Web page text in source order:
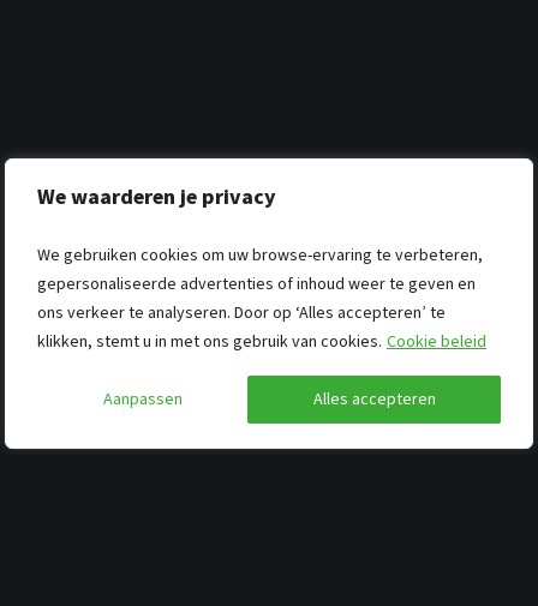
We waarderen je privacy
We gebruiken cookies om uw browse-ervaring te verbeteren,
gepersonaliseerde advertenties of inhoud weer te geven en
ons verkeer te analyseren. Door op ‘Alles accepteren’ te
klikken, stemt u in met ons gebruik van cookies. Cookie beleid
Aanpassen Alles accepteren